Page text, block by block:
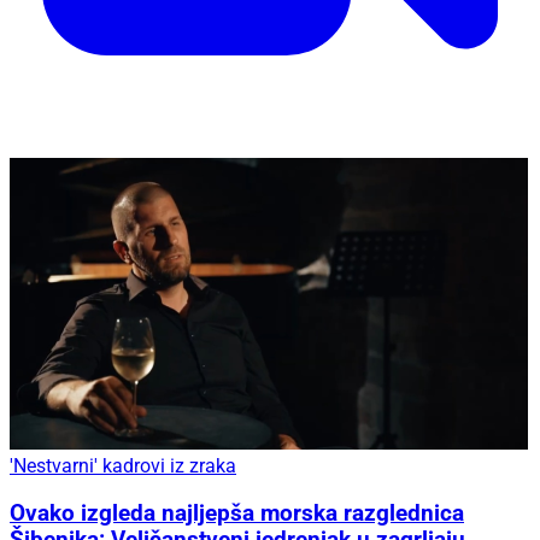
'Nestvarni' kadrovi iz zraka
Ovako izgleda najljepša morska razglednica